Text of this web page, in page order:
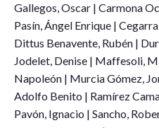
Gallegos, Oscar | Carmona
Pasín, Ángel Enrique |
Dittus Benavente, Rubén |
Jodelet, Denise | Maffesoli,
Napoleón | Murcia Gómez,
Adolfo Benito | Ramírez
Pavón, Ignacio | Sancho,